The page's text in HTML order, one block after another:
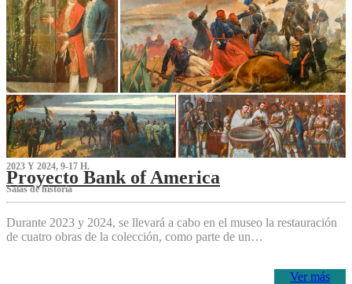
2023 Y 2024, 9-17 H.
Proyecto Bank of America
S‌alas de historia
Durante 2023 y 2024, se llevará a cabo en el museo la restauración
de cuatro obras de la colección, como parte de un…
Ver más